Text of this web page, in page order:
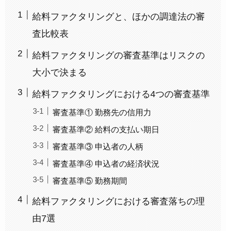
給料ファクタリングと、ほかの調達法の審
査比較表
給料ファクタリングの審査基準はリスクの
大小で決まる
給料ファクタリングにおける4つの審査基準
審査基準① 勤務先の信用力
審査基準② 給料の支払い期日
審査基準③ 申込者の人柄
審査基準④ 申込者の経済状況
審査基準⑤ 勤務期間
給料ファクタリングにおける審査落ちの理
由7選